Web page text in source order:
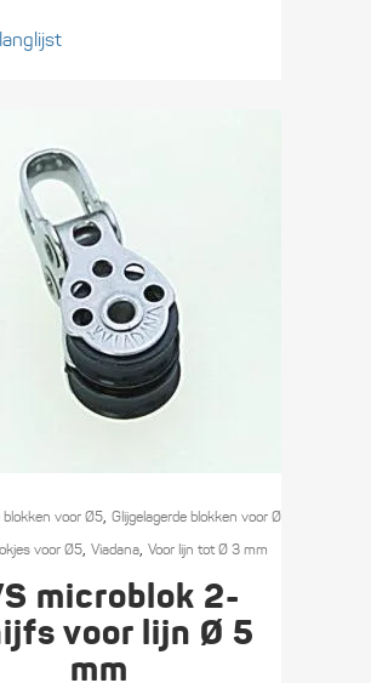
blokken voor Ø5, Glijgelagerde blokken voor Ø
voor Ø5, Viadana, Voor lijn tot Ø 3 mm
microblok 2-
voor lijn Ø 5
mm